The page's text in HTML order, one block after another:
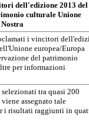
dell'edizione 2013 del
culturale Unione
i vincitori
europea/Europa
del patrimonio
per informazioni
tra quasi 200
assegnato tale
i risultati raggiunti in